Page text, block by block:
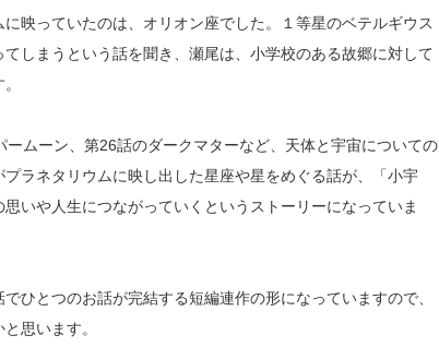
映っていたのは、オリオン座でした。１等星のベテルギウス
しまうという話を聞き、瀬尾は、小学校のある故郷に対して
ムーン、第26話のダークマターなど、天体と宇宙についての
ラネタリウムに映し出した星座や星をめぐる話が、「小宇
いや人生につながっていくというストーリーになっていま
ひとつのお話が完結する短編連作の形になっていますので、
思います。